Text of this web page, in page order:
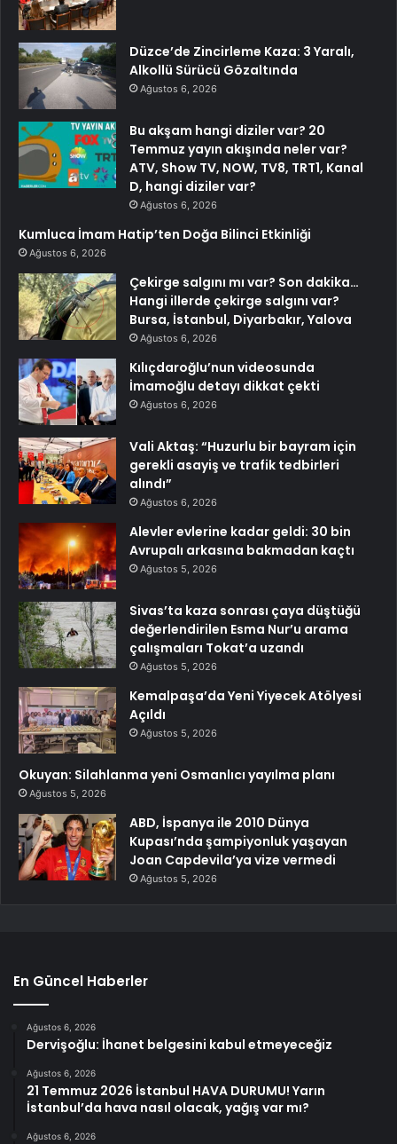
Düzce’de Zincirleme Kaza: 3 Yaralı,
Alkollü Sürücü Gözaltında
Ağustos 6, 2026
Bu akşam hangi diziler var? 20
Temmuz yayın akışında neler var?
ATV, Show TV, NOW, TV8, TRT1, Kanal
D, hangi diziler var?
Ağustos 6, 2026
Kumluca İmam Hatip’ten Doğa Bilinci Etkinliği
Ağustos 6, 2026
Çekirge salgını mı var? Son dakika…
Hangi illerde çekirge salgını var?
Bursa, İstanbul, Diyarbakır, Yalova
Ağustos 6, 2026
Kılıçdaroğlu’nun videosunda
İmamoğlu detayı dikkat çekti
Ağustos 6, 2026
Vali Aktaş: “Huzurlu bir bayram için
gerekli asayiş ve trafik tedbirleri
alındı”
Ağustos 6, 2026
Alevler evlerine kadar geldi: 30 bin
Avrupalı arkasına bakmadan kaçtı
Ağustos 5, 2026
Sivas’ta kaza sonrası çaya düştüğü
değerlendirilen Esma Nur’u arama
çalışmaları Tokat’a uzandı
Ağustos 5, 2026
Kemalpaşa’da Yeni Yiyecek Atölyesi
Açıldı
Ağustos 5, 2026
Okuyan: Silahlanma yeni Osmanlıcı yayılma planı
Ağustos 5, 2026
ABD, İspanya ile 2010 Dünya
Kupası’nda şampiyonluk yaşayan
Joan Capdevila’ya vize vermedi
Ağustos 5, 2026
En Güncel Haberler
Ağustos 6, 2026
Dervişoğlu: İhanet belgesini kabul etmeyeceğiz
Ağustos 6, 2026
21 Temmuz 2026 İstanbul HAVA DURUMU! Yarın
İstanbul’da hava nasıl olacak, yağış var mı?
Ağustos 6, 2026